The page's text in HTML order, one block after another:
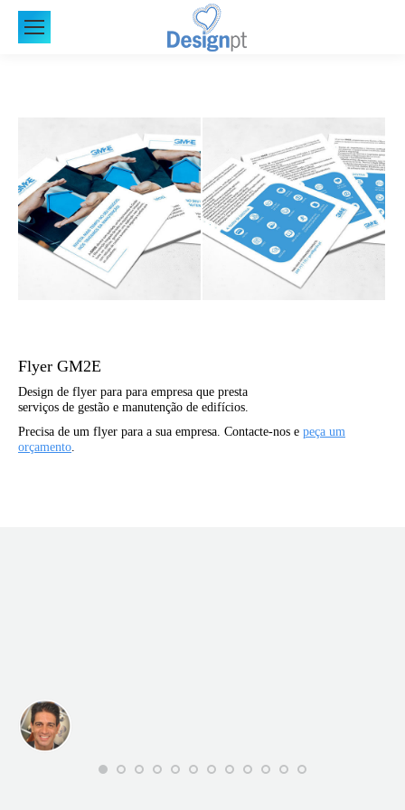
Flyer GM2E
Design de flyer para para empresa que presta
serviços de gestão e manutenção de edifícios.
Precisa de um flyer para a sua empresa. Contacte-nos e peça um
orçamento.